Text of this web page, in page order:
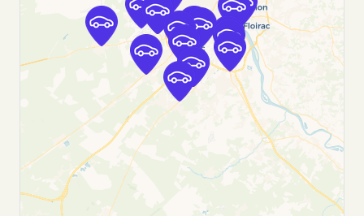
Voir l'agence
Free2move Rent - S&You - LE BOUSCAT
AVENUE DE LA LIBERATION CHARLES DE GAULLE
LE BOUSCAT, FR-33, 33110
Voir l'agence